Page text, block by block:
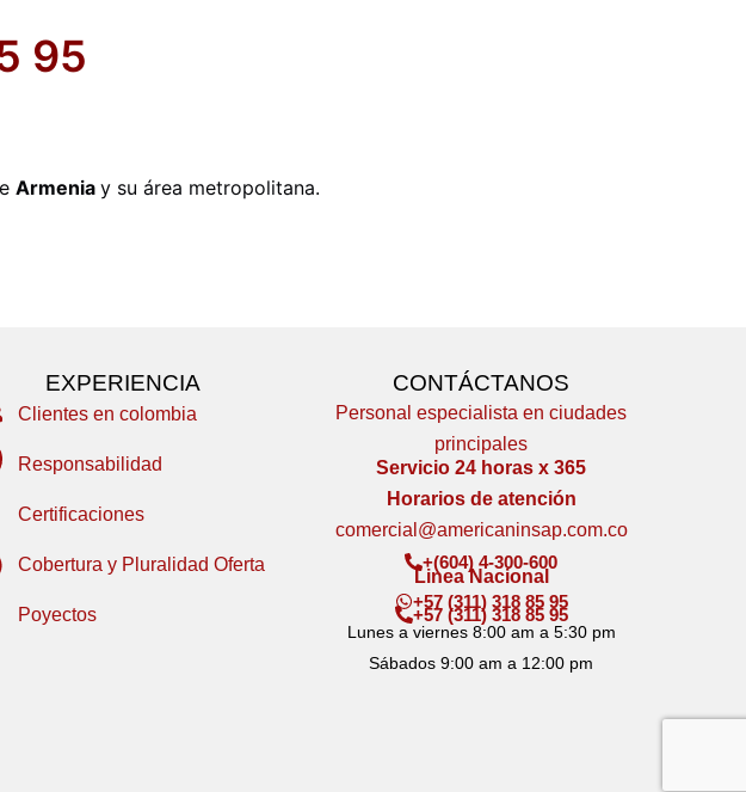
95
Armenia y su área metropolitana.
EXPERIENCIA
Clientes en colombia
Responsabilidad
Certificaciones
Cobertura y Pluralidad Oferta
Poyectos
CONTÁCTANOS
Personal especialista en ciudades
principales
Servicio 24 horas x 365
Horarios de atención
comercial@americaninsap.com.co
+(604) 4-300-600
Linea Nacional
+57 (311) 318 85 95
+57 (311) 318 85 95
Lunes a viernes 8:00 am a 5:30 pm
Sábados 9:00 am a 12:00 pm